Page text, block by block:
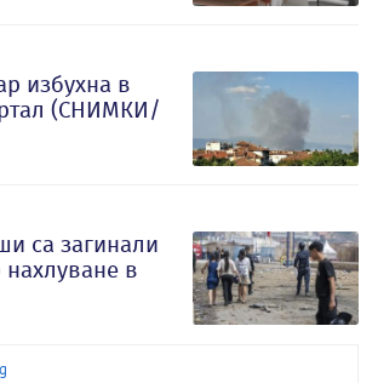
избухна в
(СНИМКИ/
са загинали
в